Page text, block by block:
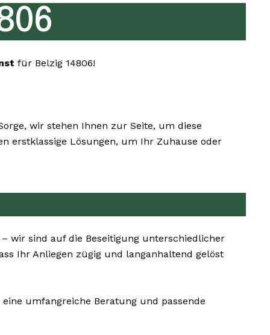
für Belzig 14806!
wir stehen Ihnen zur Seite, um diese
erstklassige Lösungen, um Ihr Zuhause oder
– wir sind auf die Beseitigung unterschiedlicher
Ihr Anliegen zügig und langanhaltend gelöst
umfangreiche Beratung und passende